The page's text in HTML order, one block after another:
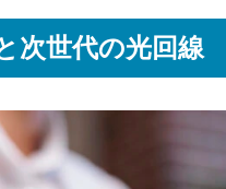
次世代の光回線